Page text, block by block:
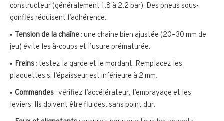
constructeur (généralement 1,8 à 2,2 bar). Des pneus sous-
gonflés réduisent l’adhérence.
Tension de la chaîne : une chaîne bien ajustée (20–30 mm de
jeu) évite les à-coups et l’usure prématurée.
Freins : testez la garde et le mordant. Remplacez les
plaquettes si l’épaisseur est inférieure à 2 mm.
Commandes : vérifiez l’accélérateur, l’embrayage et les
leviers. Ils doivent être fluides, sans point dur.